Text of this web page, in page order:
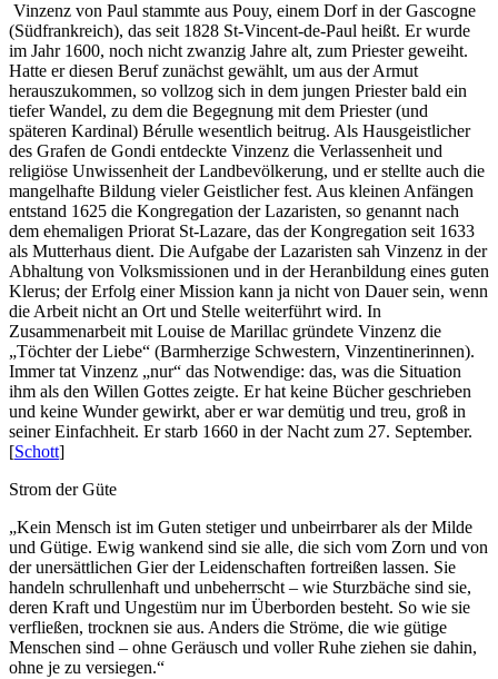
Vinzenz von Paul stammte aus Pouy, einem Dorf in der Gascogne
(Südfrankreich), das seit 1828 St-Vincent-de-Paul heißt. Er wurde
im Jahr 1600, noch nicht zwanzig Jahre alt, zum Priester geweiht.
Hatte er diesen Beruf zunächst gewählt, um aus der Armut
herauszukom­men, so vollzog sich in dem jungen Priester bald ein
tiefer Wandel, zu dem die Begegnung mit dem Priester (und
späteren Kardinal) Bérulle wesentlich beitrug. Als Hausgeistlicher
des Grafen de Gondi entdeckte Vinzenz die Verlassenheit und
religiöse Unwissenheit der Landbevölkerung, und er stellte auch die
mangelhafte Bildung vieler Geistlicher fest. Aus kleinen Anfängen
entstand 1625 die Kongregation der Lazaristen, so genannt nach
dem ehemaligen Priorat St-Lazare, das der Kongregation seit 1633
als Mutterhaus dient. Die Aufgabe der Lazari­sten sah Vinzenz in der
Abhaltung von Volksmissionen und in der Heranbildung eines guten
Klerus; der Erfolg einer Mission kann ja nicht von Dauer sein, wenn
die Arbeit nicht an Ort und Stelle weiterführt wird. In
Zusammenarbeit mit Louise de Marillac gründete Vinzenz die
„Töchter der Liebe“ (Barmherzige Schwestern, Vinzentinerinnen).
Immer tat Vinzenz „nur“ das Notwendige: das, was die Situation
ihm als den Willen Gottes zeigte. Er hat keine Bücher geschrieben
und keine Wunder gewirkt, aber er war demütig und treu, groß in
seiner Einfachheit. Er starb 1660 in der Nacht zum 27. September.
[Schott]
Strom der Güte
„Kein Mensch ist im Guten stetiger und unbeirrbarer als der Milde
und Gütige. Ewig wankend sind sie alle, die sich vom Zorn und von
der unersättlichen Gier der Leidenschaften fortreißen lassen. Sie
handeln schrullenhaft und unbeherrscht – wie Sturzbäche sind sie,
deren Kraft und Ungestüm nur im Überborden besteht. So wie sie
verfließen, trocknen sie aus. Anders die Ströme, die wie gütige
Menschen sind – ohne Geräusch und voller Ruhe ziehen sie dahin,
ohne je zu versiegen.“